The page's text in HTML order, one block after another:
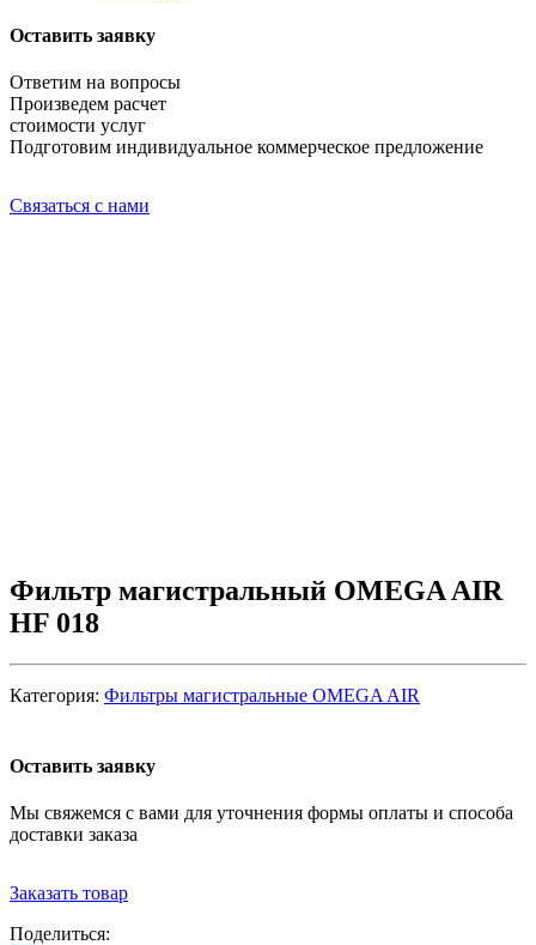
Оставить заявку
Ответим на вопросы
Произведем расчет
стоимости услуг
Подготовим индивидуальное коммерческое предложение
Связаться с нами
Фильтр магистральный OMEGA AIR
HF 018
Категория: Фильтры магистральные OMEGA AIR
Оставить заявку
Мы свяжемся с вами для уточнения формы оплаты и способа
доставки заказа
Заказать товар
Поделиться: